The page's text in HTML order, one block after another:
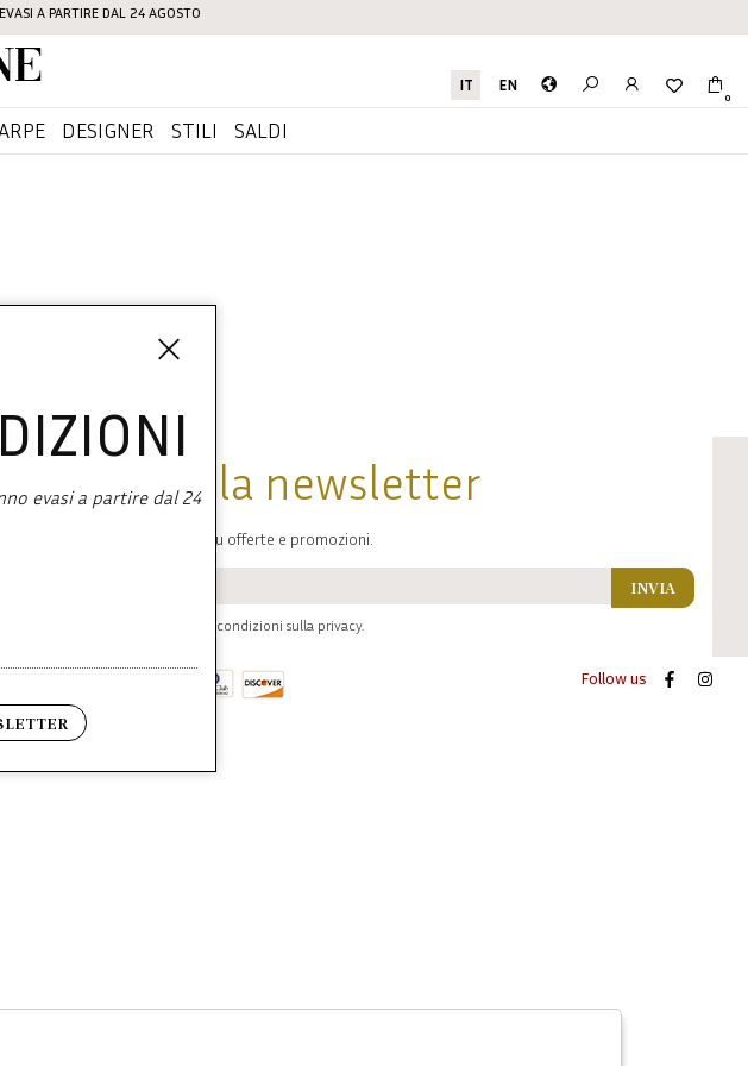
A PARTIRE DAL 24 AGOSTO
IT EN
0
DESIGNER STILI SALDI
Iscriviti alla newsletter
Sarai sempre aggiornato su offerte e promozioni.
ho letto ed accettato le condizioni sulla privacy.
INVIA
Follow us
evasi a partire dal 24